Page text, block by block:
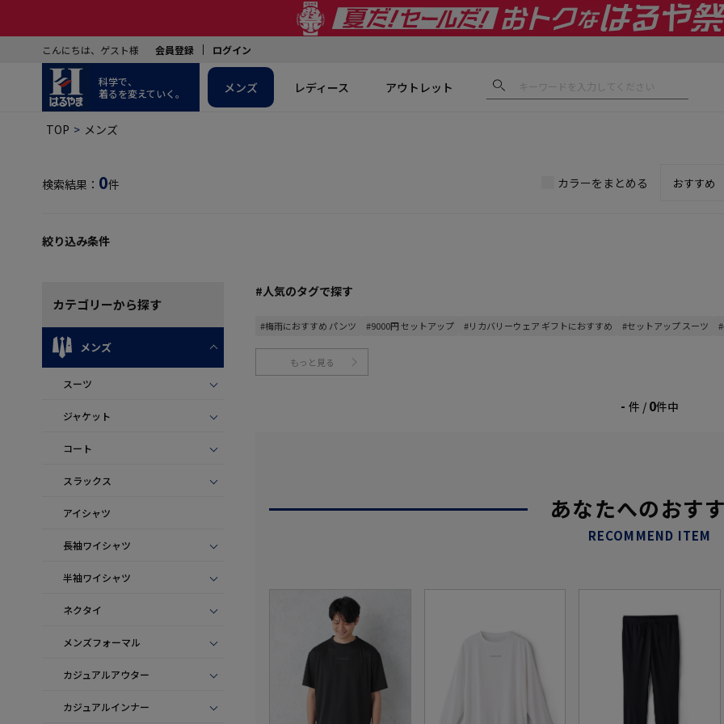
こんにちは、ゲスト様 会員登録 ログイン
科学で、
着るを変えていく。
メンズ レディース アウトレット
TOP メンズ
検索結果： 0件 カラーをまとめる
絞り込み条件
カテゴリーから探す
メンズ
スーツ
ジャケット
コート
スラックス
アイシャツ
長袖ワイシャツ
半袖ワイシャツ
ネクタイ
メンズフォーマル
カジュアルアウター
カジュアルインナー
#人気のタグで探す
#梅雨におすすめ パンツ #9000円 セットアップ #リカバリーウェア ギフトにおすすめ #セットアップ スーツ
もっと見る
- 件 / 0件中
あなたへのおす
RECOMMEND ITEM